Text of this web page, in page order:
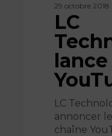
29 octobre 2018
LC
LC
annoncer
chaîne